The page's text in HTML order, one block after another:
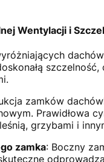
Wentylacji i
zamków
Prawidłowa
grzybami i
zamka: Boczny